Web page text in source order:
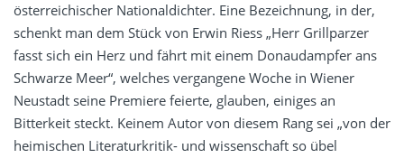
österreichischer Nationaldichter. Eine Bezeichnung, in der,
schenkt man dem Stück von Erwin Riess „Herr Grillparzer
fasst sich ein Herz und fährt mit einem Donaudampfer ans
Schwarze Meer“, welches vergangene Woche in Wiener
Neustadt seine Premiere feierte, glauben, einiges an
Bitterkeit steckt. Keinem Autor von diesem Rang sei „von der
heimischen Literaturkritik- und wissenschaft so übel